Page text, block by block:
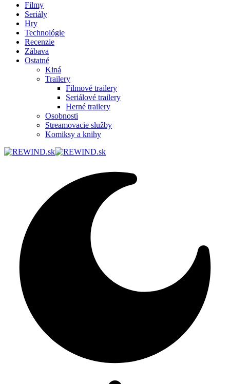
Filmy
Seriály
Hry
Technológie
Recenzie
Zábava
Ostatné
Kiná
Trailery
Filmové trailery
Seriálové trailery
Herné trailery
Osobnosti
Streamovacie služby
Komiksy a knihy